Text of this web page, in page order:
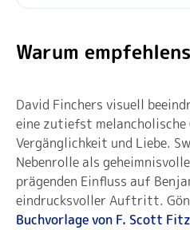
Warum
David Finchers visuell
eine zutiefst melancholische
Vergänglichkeit und Liebe.
Nebenrolle als
prägenden Einfluss auf
eindrucksvoller Auftritt.
Buchvorlage von F. Scott